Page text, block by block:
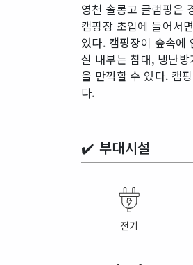
영천 솔롱고 글램핑은
캠핑장 초입에 들어서
있다. 캠핑장이 숲속에
실 내부는 침대, 냉난
을 만끽할 수 있다. 캠
다.
✔️ 부대시설
전기